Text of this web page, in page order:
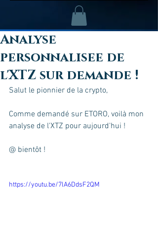
Analyse
personnalisee de
l'XTZ sur demande !
Salut le pionnier de la crypto,
Comme demandé sur ETORO, voilà mon
analyse de l'XTZ pour aujourd'hui !
@ bientôt !
https://youtu.be/7lA6DdsF2QM